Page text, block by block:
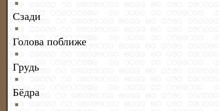
Сзади
Голова поближе
Грудь
Бёдра